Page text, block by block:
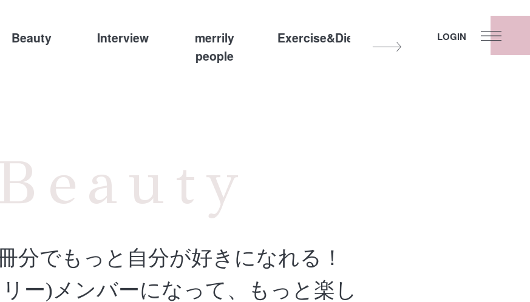
Beauty Interview
merrily
people
Exercise&Diet Other Fortune
LOGIN
分でもっと自分が好きになれる！
ー)メンバーになって、もっと楽し